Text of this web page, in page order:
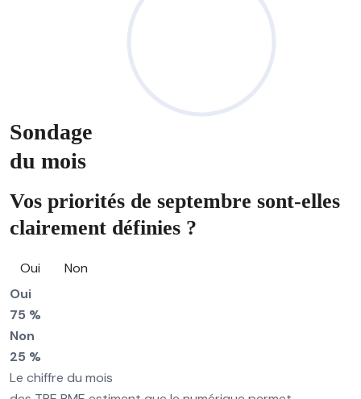
Sondage
du mois
Vos priorités de septembre sont-elles
clairement définies ?
Oui
Non
Oui
75 %
Non
25 %
Le chiffre du mois